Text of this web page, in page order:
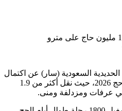
السعودية (سار) عن اكتمال
عمليات مترو المشاعر لموسم حج 2026، حيث نقل أكثر من 1.9
عرفات ومزدلفة ومنى.